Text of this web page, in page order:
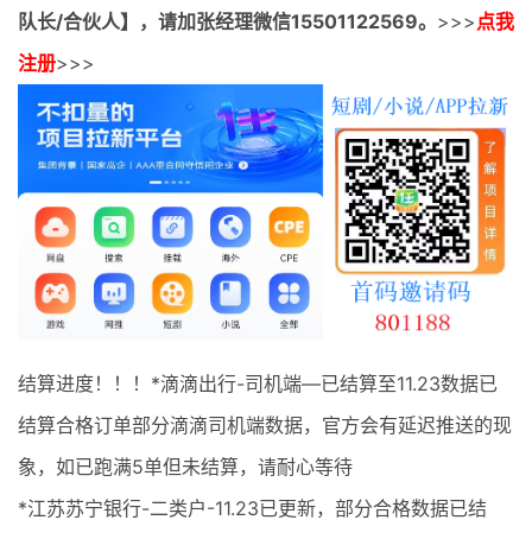
充场项目报价
无人直播
电商入门
最新通知
项目介绍
队长/合伙人】，请加张经理微信15501122569。 >>>点我
注册>>>
结算进度！！！*滴滴出行-司机端—已结算至11.23数据已
结算合格订单部分滴滴司机端数据，官方会有延迟推送的现
象，如已跑满5单但未结算，请耐心等待
*江苏苏宁银行-二类户-11.23已更新，部分合格数据已结